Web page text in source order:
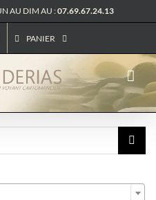
AU DIM AU :07.69.67.24.13
PANIER